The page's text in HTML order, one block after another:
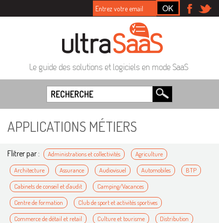
Le guide des solutions et logiciels en mode SaaS
APPLICATIONS MÉTIERS
Flitrer par : Administrations et collectivités Agriculture
Architecture Assurance Audiovisuel Automobiles BTP
Cabinets de conseil et d'audit Camping/Vacances
Centre de formation Club de sport et activités sportives
Commerce de détail et retail Culture et tourisme Distribution